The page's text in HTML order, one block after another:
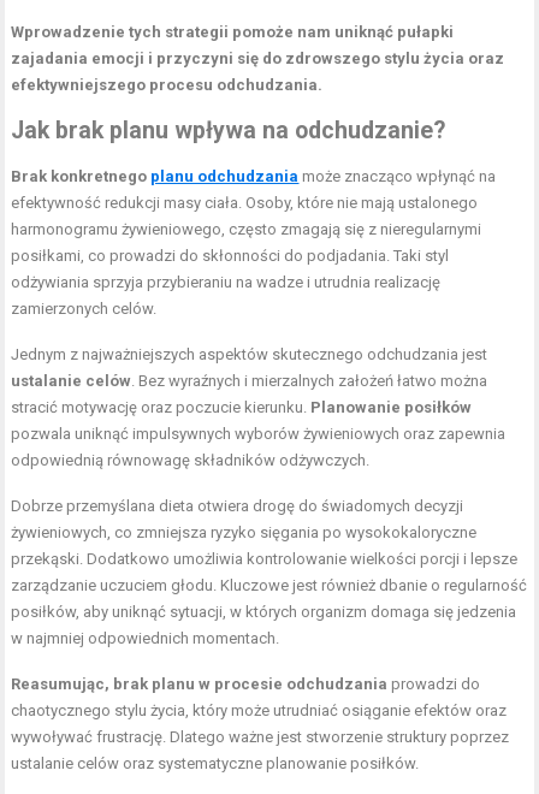
Wprowadzenie tych strategii pomoże nam uniknąć pułapki
zajadania emocji i przyczyni się do zdrowszego stylu życia oraz
efektywniejszego procesu odchudzania.
Jak brak planu wpływa na odchudzanie?
Brak konkretnego planu odchudzania może znacząco wpłynąć na
efektywność redukcji masy ciała. Osoby, które nie mają ustalonego
harmonogramu żywieniowego, często zmagają się z nieregularnymi
posiłkami, co prowadzi do skłonności do podjadania. Taki styl
odżywiania sprzyja przybieraniu na wadze i utrudnia realizację
zamierzonych celów.
Jednym z najważniejszych aspektów skutecznego odchudzania jest
ustalanie celów. Bez wyraźnych i mierzalnych założeń łatwo można
stracić motywację oraz poczucie kierunku. Planowanie posiłków
pozwala uniknąć impulsywnych wyborów żywieniowych oraz zapewnia
odpowiednią równowagę składników odżywczych.
Dobrze przemyślana dieta otwiera drogę do świadomych decyzji
żywieniowych, co zmniejsza ryzyko sięgania po wysokokaloryczne
przekąski. Dodatkowo umożliwia kontrolowanie wielkości porcji i lepsze
zarządzanie uczuciem głodu. Kluczowe jest również dbanie o regularność
posiłków, aby uniknąć sytuacji, w których organizm domaga się jedzenia
w najmniej odpowiednich momentach.
Reasumując, brak planu w procesie odchudzania prowadzi do
chaotycznego stylu życia, który może utrudniać osiąganie efektów oraz
wywoływać frustrację. Dlatego ważne jest stworzenie struktury poprzez
ustalanie celów oraz systematyczne planowanie posiłków.